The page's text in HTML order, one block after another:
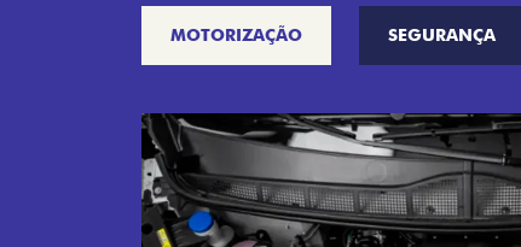
MOTORIZAÇÃO SEGURANÇA